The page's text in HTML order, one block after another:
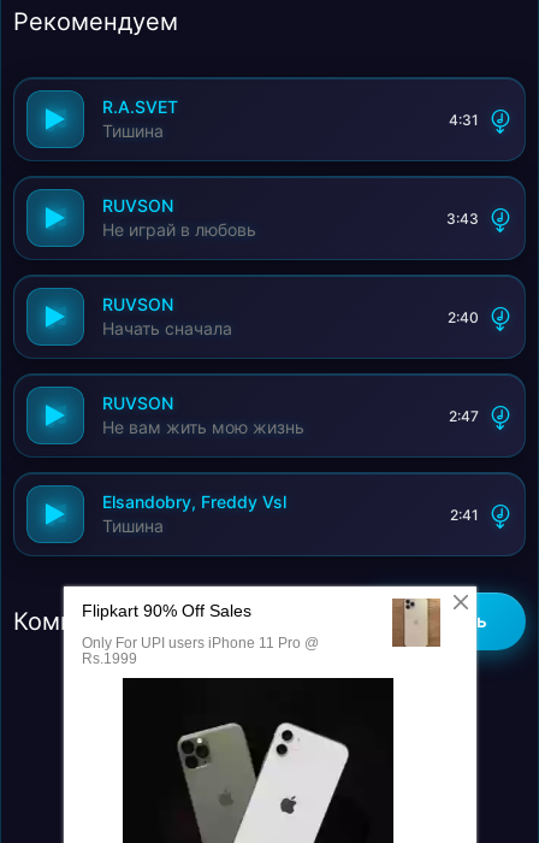
Шаг назад от края, ты мне поверь,!
Рекомендуем
R.A.SVET
Тишина
4:31
RUVSON
Не играй в любовь
3:43
RUVSON
Начать сначала
2:40
RUVSON
Не вам жить мою жизнь
2:47
Elsandobry, Freddy Vsl
Тишина
2:41
Комментарии (0) Добавить